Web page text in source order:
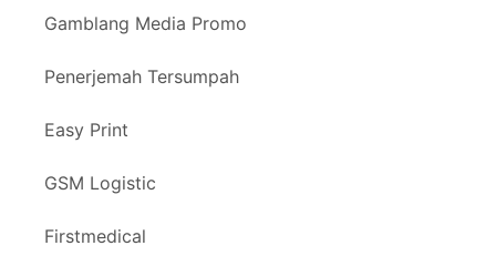
Gamblang Media Promo
Penerjemah Tersumpah
Easy Print
GSM Logistic
Firstmedical